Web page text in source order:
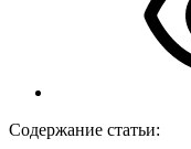
Содержание статьи: